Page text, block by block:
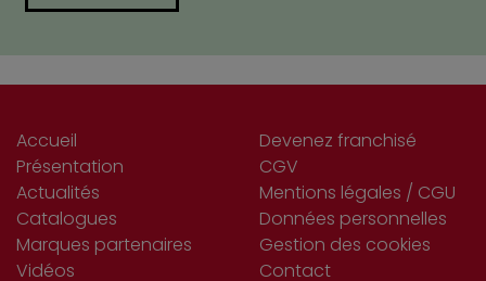
Accueil
Présentation
Actualités
Catalogues
Marques partenaires
Vidéos
Devenez franchisé
CGV
Mentions légales / CGU
Données personnelles
Gestion des cookies
Contact